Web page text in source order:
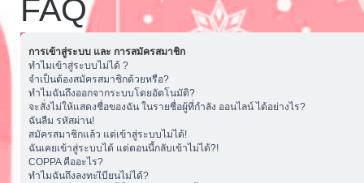
FAQ
การเข้าสู่ระบบ และ การสมัครสมาชิก
ทำไมเข้าสู่ระบบไม่ได้ ?
จำเป็นต้องสมัครสมาชิกด้วยหรือ?
ทำไมฉันถึงออกจากระบบโดยอัตโนมัติ?
จะสั่งไม่ให้แสดงชื่อของฉัน ในรายชื่อผู้ที่กำลัง ออนไลน์ ได้อย่างไร?
ฉันลืม รหัสผ่าน!
สมัครสมาชิกแล้ว แต่เข้าสู่ระบบไม่ได้!
ฉันเคยเข้าสู่ระบบได้ แต่ตอนนี้กลับเข้าไม่ได้?!
COPPA คืออะไร?
ทำไมฉันถึงลงทะเีบียนไม่ได้?